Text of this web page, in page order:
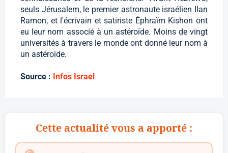
seuls Jérusalem, le premier astronaute israélien Ilan
Ramon, et l'écrivain et satiriste Éphraïm Kishon ont
eu leur nom associé à un astéroïde. Moins de vingt
universités à travers le monde ont donné leur nom à
un astéroïde.
Source : Infos Israel
Cette actualité vous a apporté :